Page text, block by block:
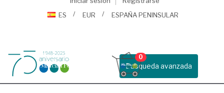
ES
EUR ESPAÑA PENINSULAR
Busqueda avanzada
0